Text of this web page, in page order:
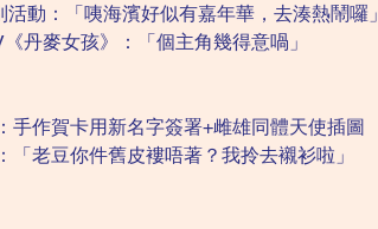
活動：「咦海濱好似有嘉年華，去湊熱鬧囉」
丹麥女孩》：「個主角幾得意喎」
手作賀卡用新名字簽署+雌雄同體天使插圖
「老豆你件舊皮褸唔著？我拎去襯衫啦」